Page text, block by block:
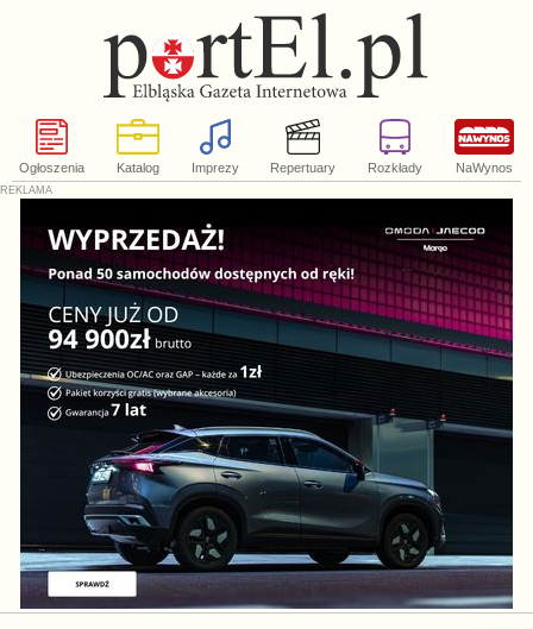
Ogłoszenia Katalog Imprezy Repertuary Rozkłady NaWynos